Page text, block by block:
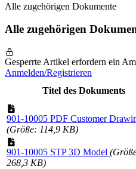
Alle zugehörigen Dokumente
Alle zugehörigen
Gesperrte Artikel erfordern ein
Anmelden/Registrieren
Titel des Dokuments
901-10005 PDF Customer
(Größe: 114,9 KB)
901-10005 STP 3D Model
268,3 KB)